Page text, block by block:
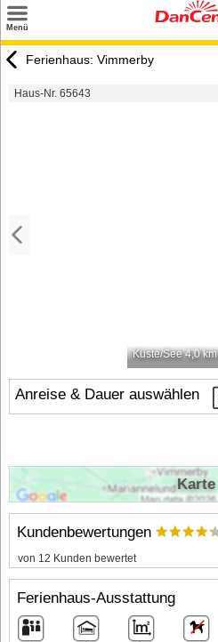
Menü
Urlaubsziele
Ferienhaus: Vimmerby
Haus-Nr. 65643
Küste/See 4,0 km
Anreise & Dauer auswählen
Kundenbewertungen
von 12 Kunden bewertet
Ferienhaus-Ausstattung
Karte